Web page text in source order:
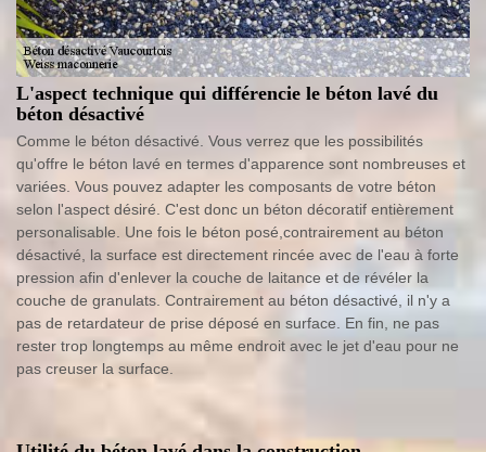
L'aspect technique qui différencie le béton lavé du
béton désactivé
Comme le béton désactivé. Vous verrez que les possibilités
qu'offre le béton lavé en termes d'apparence sont nombreuses et
variées. Vous pouvez adapter les composants de votre béton
selon l'aspect désiré. C'est donc un béton décoratif entièrement
personalisable. Une fois le béton posé,contrairement au béton
désactivé, la surface est directement rincée avec de l'eau à forte
pression afin d'enlever la couche de laitance et de révéler la
couche de granulats. Contrairement au béton désactivé, il n'y a
pas de retardateur de prise déposé en surface. En fin, ne pas
rester trop longtemps au même endroit avec le jet d'eau pour ne
pas creuser la surface.